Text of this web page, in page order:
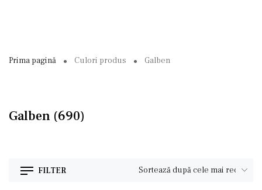
Prima pagină Culori produs Galben
Galben (690)
FILTER